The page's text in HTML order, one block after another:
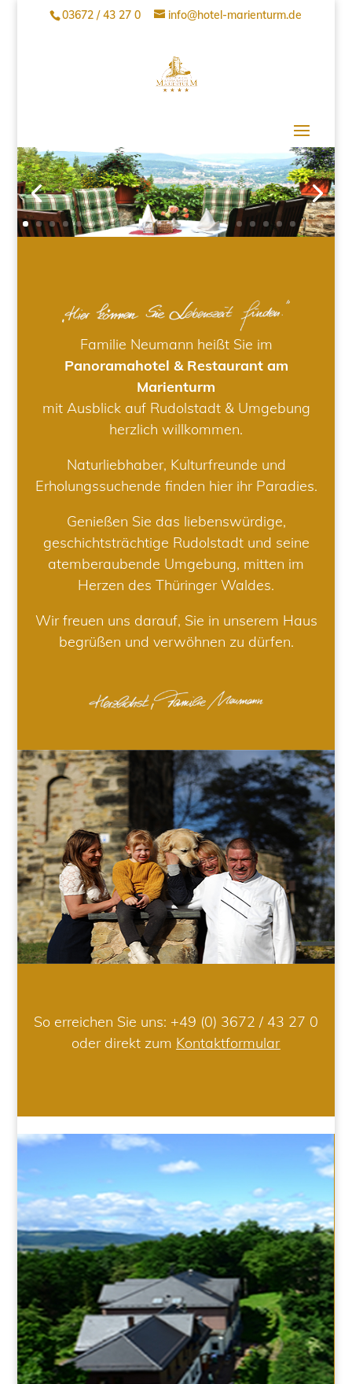
03672 / 43 27 0 info@hotel-marienturm.de
Familie Neumann heißt Sie im
Panoramahotel & Restaurant am
Marienturm
mit Ausblick auf Rudolstadt & Umgebung
herzlich willkommen.
Naturliebhaber, Kulturfreunde und
Erholungssuchende finden hier ihr Paradies.
Genießen Sie das liebenswürdige,
geschichtsträchtige Rudolstadt und seine
atemberaubende Umgebung, mitten im
Herzen des Thüringer Waldes.
Wir freuen uns darauf, Sie in unserem Haus
begrüßen und verwöhnen zu dürfen.
So erreichen Sie uns: +49 (0) 3672 / 43 27 0
oder direkt zum Kontaktformular
HOTEL